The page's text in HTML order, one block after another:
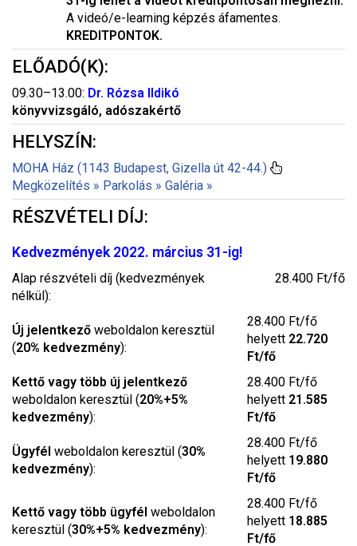
A videó/e-learning képzés áfamentes.
KREDITPONTOK.
ELŐADÓ(K):
09.30–13.00: Dr. Rózsa Ildikó
könyvvizsgáló, adószakértő
HELYSZÍN:
MOHA Ház (1143 Budapest, Gizella út 42-44.)
Megközelítés » Parkolás » Galéria »
RÉSZVÉTELI DÍJ:
Kedvezmények 2022. március 31-ig!
Alap részvételi díj (kedvezmények
nélkül):
28.400 Ft/fő
Új jelentkező weboldalon keresztül
(20% kedvezmény):
28.400 Ft/fő
helyett 22.720
Ft/fő
Kettő vagy több új jelentkező
weboldalon keresztül (20%+5%
kedvezmény):
28.400 Ft/fő
helyett 21.585
Ft/fő
Ügyfél weboldalon keresztül (30%
kedvezmény):
28.400 Ft/fő
helyett 19.880
Ft/fő
Kettő vagy több ügyfél weboldalon
keresztül (30%+5% kedvezmény):
28.400 Ft/fő
helyett 18.885
Ft/fő